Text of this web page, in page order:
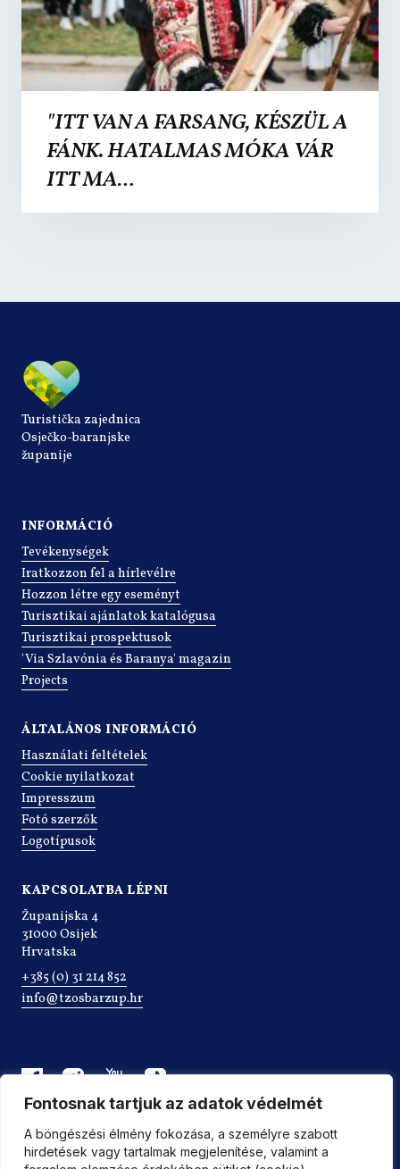
Fontosnak tartjuk az adatok védelmét
A böngészési élmény fokozása, a személyre szabott
hirdetések vagy tartalmak megjelenítése, valamint a
"ITT VAN A FARSANG, KÉSZÜL A
FÁNK. HATALMAS MÓKA VÁR
ITT MA…
Turistička zajednica
Osječko-baranjske
županije
INFORMÁCIÓ
Tevékenységek
Iratkozzon fel a hírlevélre
Hozzon létre egy eseményt
Turisztikai ajánlatok katalógusa
Turisztikai prospektusok
'Via Szlavónia és Baranya' magazin
Projects
ÁLTALÁNOS INFORMÁCIÓ
Használati feltételek
Cookie nyilatkozat
Impresszum
Fotó szerzők
Logotípusok
KAPCSOLATBA LÉPNI
Županijska 4
31000 Osijek
Hrvatska
+385 (0) 31 214 852
info@tzosbarzup.hr